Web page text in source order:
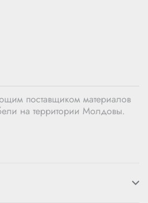
поставщиком материалов
на территории Молдовы.